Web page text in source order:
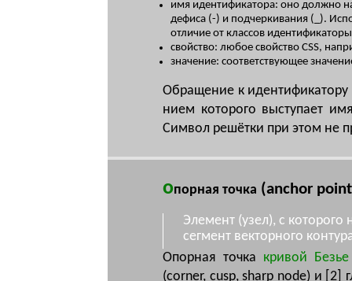
имя идентификатора: оно должно
дефиса (-) и подчеркивания (_).
отличие от классов
свойство: любое свойство CSS,
значение: соответствующее
Об­ра­ще­ние к иден­ти­фи­ка­то­ру
ни­ем ко­то­ро­го вы­сту­па­ет
Сим­вол ре­шёт­ки при этом не
опорная точка (anchor
Элемент (узел), с
сегмент векторного
Опор­ная точ­ка кри­вой Безье
(corner, cusp, sharp node) и